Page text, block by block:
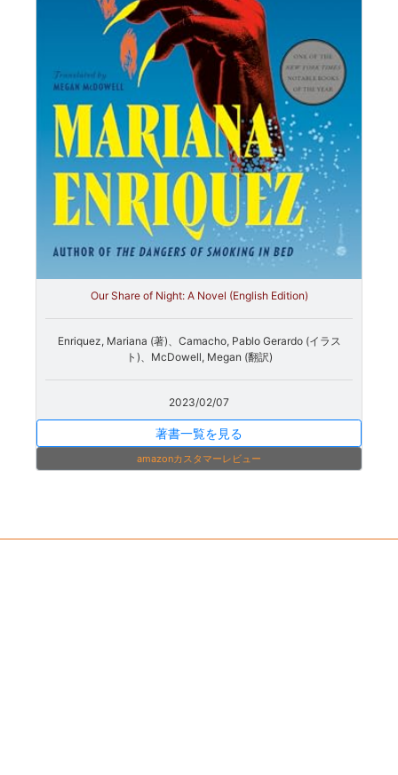
Our Share of Night: A Novel (English Edition)
Enriquez, Mariana (著)、Camacho, Pablo Gerardo (イラス
ト)、McDowell, Megan (翻訳)
2023/02/07
著書一覧を見る
amazonカスタマーレビュー